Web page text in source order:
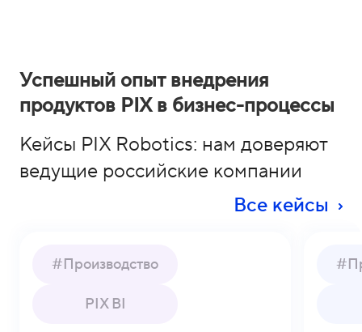
Успешный опыт внедрения
продуктов PIX в бизнес-процессы
Кейсы PIX Robotics: нам доверяют
ведущие российские компании
Все кейсы
#Производство
PIX BI